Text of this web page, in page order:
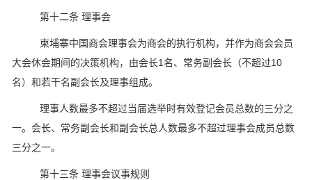
第十二条 理事会
柬埔寨中国商会理事会为商会的执行机构，并作为商会会员
大会休会期间的决策机构，由会长1名、常务副会长（不超过10
名）和若干名副会长及理事组成。
理事人数最多不超过当届选举时有效登记会员总数的三分之
一。会长、常务副会长和副会长总人数最多不超过理事会成员总数
三分之一。
第十三条 理事会议事规则